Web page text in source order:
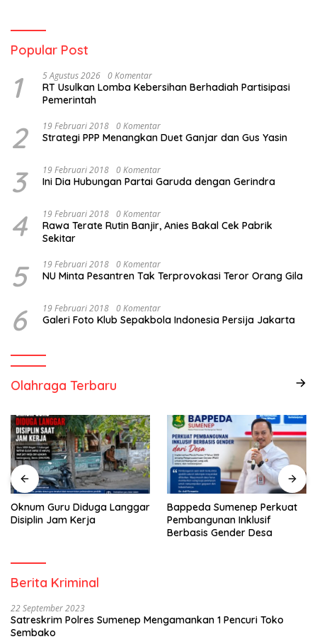
Popular Post
1 5 Agustus 2026 0 Komentar
RT Usulkan Lomba Kebersihan Berhadiah Partisipasi
Pemerintah
2 19 Februari 2018 0 Komentar
Strategi PPP Menangkan Duet Ganjar dan Gus Yasin
3 19 Februari 2018 0 Komentar
Ini Dia Hubungan Partai Garuda dengan Gerindra
4 19 Februari 2018 0 Komentar
Rawa Terate Rutin Banjir, Anies Bakal Cek Pabrik
Sekitar
5 19 Februari 2018 0 Komentar
NU Minta Pesantren Tak Terprovokasi Teror Orang Gila
6 19 Februari 2018 0 Komentar
Galeri Foto Klub Sepakbola Indonesia Persija Jakarta
Olahraga Terbaru
Oknum Guru Diduga Langgar
Disiplin Jam Kerja
Bappeda Sumenep Perkuat
Pembangunan Inklusif
Berbasis Gender Desa
Berita Kriminal
22 September 2023
Satreskrim Polres Sumenep Mengamankan 1 Pencuri Toko
Sembako